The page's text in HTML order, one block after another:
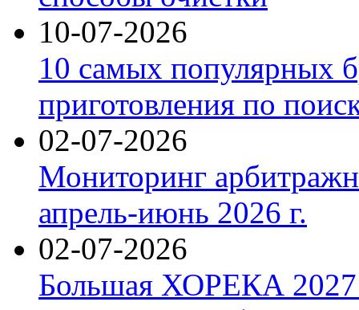
10-07-2026
10 самых популярных
приготовления по
02-07-2026
Мониторинг
апрель-июнь 2026 г.
02-07-2026
Большая ХОРЕКА 2027: